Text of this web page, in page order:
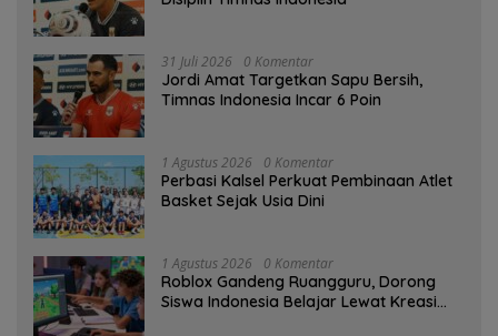
31 Juli 2026 0 Komentar
Jordi Amat Targetkan Sapu Bersih,
Timnas Indonesia Incar 6 Poin
1 Agustus 2026 0 Komentar
Perbasi Kalsel Perkuat Pembinaan Atlet
Basket Sejak Usia Dini
1 Agustus 2026 0 Komentar
Roblox Gandeng Ruangguru, Dorong
Siswa Indonesia Belajar Lewat Kreasi